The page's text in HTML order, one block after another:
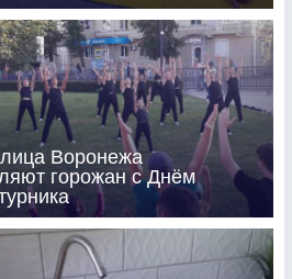
Воронежа
горожан с Днём